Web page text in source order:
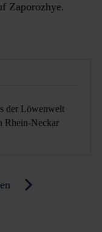
Zaporozhye.
der Löwenwelt
Rhein-Neckar